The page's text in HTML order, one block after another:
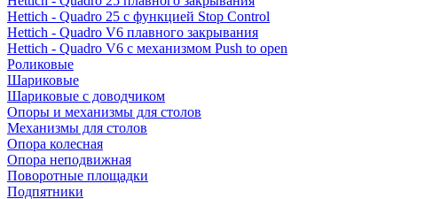
Hettich - Quadro 25 с функцией Stop Control
Hettich - Quadro V6 плавного закрывания
Hettich - Quadro V6 с механизмом Push to open
Роликовые
Шариковые
Шариковые с доводчиком
Опоры и механизмы для столов
Механизмы для столов
Опора колесная
Опора неподвижная
Поворотные площадки
Подпятники